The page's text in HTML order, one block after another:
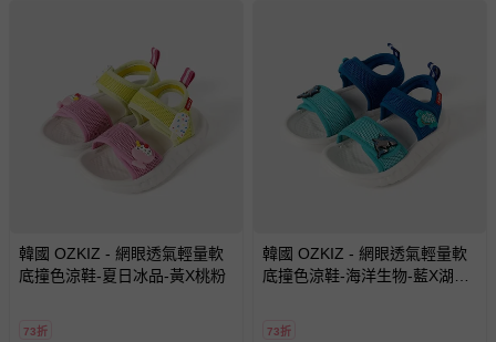
1. 尺寸表單位皆為公分(cm)，實際尺寸會因材質特性、測量起
迄點等因素略有誤差。
2. 每個尺寸的建議年齡、建議身高僅供參考，每位孩子發育狀
況各有不同，建議參考寶貝現有的鞋子尺寸做對照。
3. 請勿丟入洗衣機、烘乾機，以及漂白劑、染色劑等化學藥
5. 若需洗滌，請在冷水中單獨手洗並靜置一天以上自然晾乾。
6. 每件商品於拍攝時均力求忠實呈現，但因每台電腦、手機或
謝媽咪爸比們的體諒。
韓國 OZKIZ - 網眼透氣輕量軟
底撞色涼鞋-夏日冰品-黃X桃粉
73折
韓國 OZKIZ - 網眼透氣輕量軟
底撞色涼鞋-海洋生物-藍X湖水
73折